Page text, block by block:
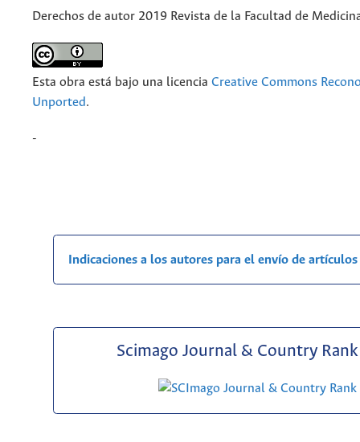
Derechos de autor 2019 Revista de la Facultad de
Esta obra está bajo una licencia Creative Commons
Unported.
-
Indicaciones a los autores para el envío de artículos
Scimago Journal & Country Rank